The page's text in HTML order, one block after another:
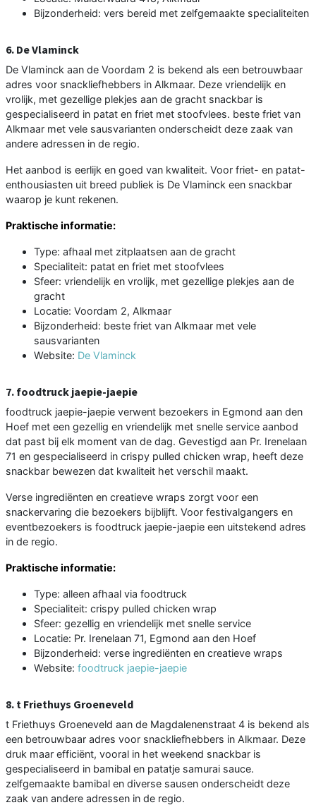
Bijzonderheid: vers bereid met zelfgemaakte specialiteiten
6. De Vlaminck
De Vlaminck aan de Voordam 2 is bekend als een betrouwbaar
adres voor snackliefhebbers in Alkmaar. Deze vriendelijk en
vrolijk, met gezellige plekjes aan de gracht snackbar is
gespecialiseerd in patat en friet met stoofvlees. beste friet van
Alkmaar met vele sausvarianten onderscheidt deze zaak van
andere adressen in de regio.
Het aanbod is eerlijk en goed van kwaliteit. Voor friet- en patat-
enthousiasten uit breed publiek is De Vlaminck een snackbar
waarop je kunt rekenen.
Praktische informatie:
Type: afhaal met zitplaatsen aan de gracht
Specialiteit: patat en friet met stoofvlees
Sfeer: vriendelijk en vrolijk, met gezellige plekjes aan de
gracht
Locatie: Voordam 2, Alkmaar
Bijzonderheid: beste friet van Alkmaar met vele
sausvarianten
Website: De Vlaminck
7. foodtruck jaepie-jaepie
foodtruck jaepie-jaepie verwent bezoekers in Egmond aan den
Hoef met een gezellig en vriendelijk met snelle service aanbod
dat past bij elk moment van de dag. Gevestigd aan Pr. Irenelaan
71 en gespecialiseerd in crispy pulled chicken wrap, heeft deze
snackbar bewezen dat kwaliteit het verschil maakt.
Verse ingrediënten en creatieve wraps zorgt voor een
snackervaring die bezoekers bijblijft. Voor festivalgangers en
eventbezoekers is foodtruck jaepie-jaepie een uitstekend adres
in de regio.
Praktische informatie:
Type: alleen afhaal via foodtruck
Specialiteit: crispy pulled chicken wrap
Sfeer: gezellig en vriendelijk met snelle service
Locatie: Pr. Irenelaan 71, Egmond aan den Hoef
Bijzonderheid: verse ingrediënten en creatieve wraps
Website: foodtruck jaepie-jaepie
8. t Friethuys Groeneveld
t Friethuys Groeneveld aan de Magdalenenstraat 4 is bekend als
een betrouwbaar adres voor snackliefhebbers in Alkmaar. Deze
druk maar efficiënt, vooral in het weekend snackbar is
gespecialiseerd in bamibal en patatje samurai sauce.
zelfgemaakte bamibal en diverse sausen onderscheidt deze
zaak van andere adressen in de regio.